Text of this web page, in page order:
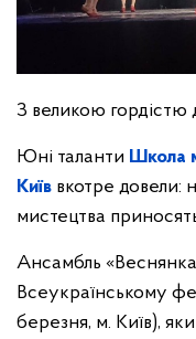
З великою
Юні таланти Школа
Київ вкотре довели:
мистецтва
Ансамбль
Всеукраїнському
березня, м. Київ),